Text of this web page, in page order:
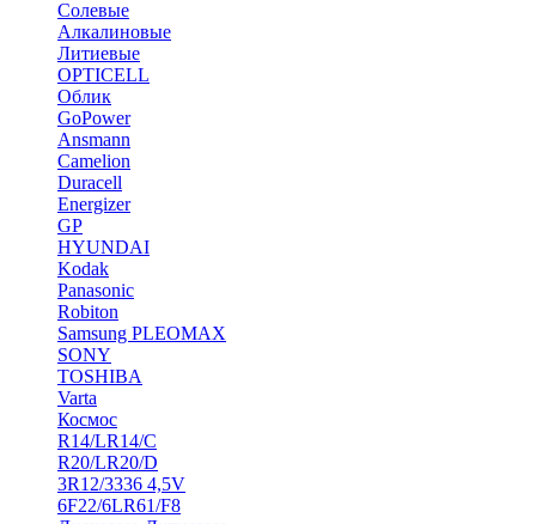
Солевые
Алкалиновые
Литиевые
OPTICELL
Облик
GoPower
Ansmann
Camelion
Duracell
Energizer
GP
HYUNDAI
Kodak
Panasonic
Robiton
Samsung PLEOMAX
SONY
TOSHIBA
Varta
Космос
R14/LR14/C
R20/LR20/D
3R12/3336 4,5V
6F22/6LR61/F8